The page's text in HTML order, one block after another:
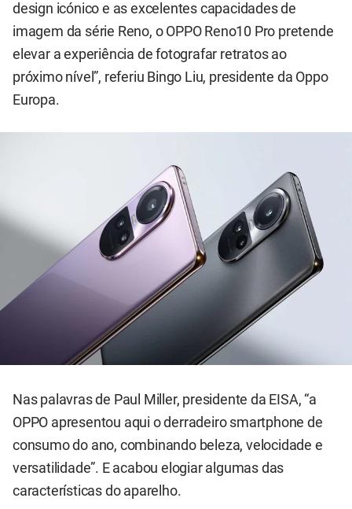
design icónico e as excelentes capacidades de
imagem da série Reno, o OPPO Reno10 Pro pretende
elevar a experiência de fotografar retratos ao
próximo nível”, referiu Bingo Liu, presidente da Oppo
Europa.
Nas palavras de Paul Miller, presidente da EISA, “a
OPPO apresentou aqui o derradeiro smartphone de
consumo do ano, combinando beleza, velocidade e
versatilidade”. E acabou elogiar algumas das
características do aparelho.